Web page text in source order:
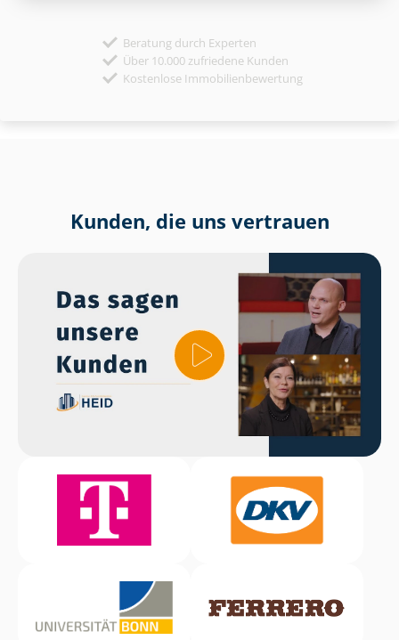
Beratung durch Experten
Über 10.000 zufriedene Kunden
Kostenlose Immobilienbewertung
Kunden, die uns vertrauen